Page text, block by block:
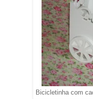
Bicicletinha com